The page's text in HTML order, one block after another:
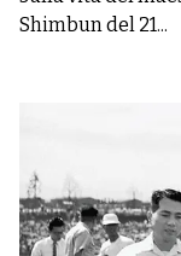
Shimbun del 21...